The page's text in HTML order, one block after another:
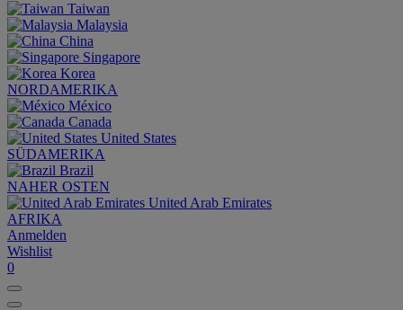
Taiwan
Malaysia
China
Singapore
Korea
NORDAMERIKA
México
Canada
United States
SÜDAMERIKA
Brazil
NAHER OSTEN
United Arab Emirates
AFRIKA
Anmelden
Wishlist
0